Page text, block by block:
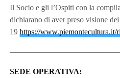
Il Socio e gli l’Ospiti con la
dichiarano di aver preso visione
19https://www.piemontecultura.it/
SEDE OPERATIVA: